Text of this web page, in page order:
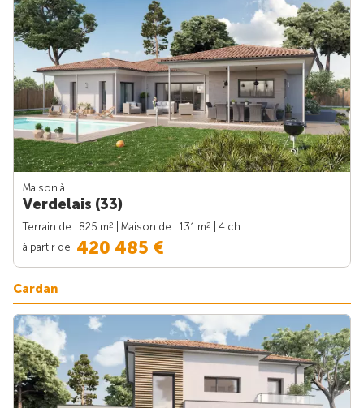
Maison à
Verdelais (33)
Terrain de : 825 m2 | Maison de : 131 m2
| 4 ch.
à partir de 420 485 €
Cardan